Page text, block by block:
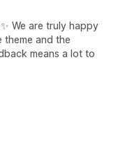
We are truly happy
and the
means a lot to